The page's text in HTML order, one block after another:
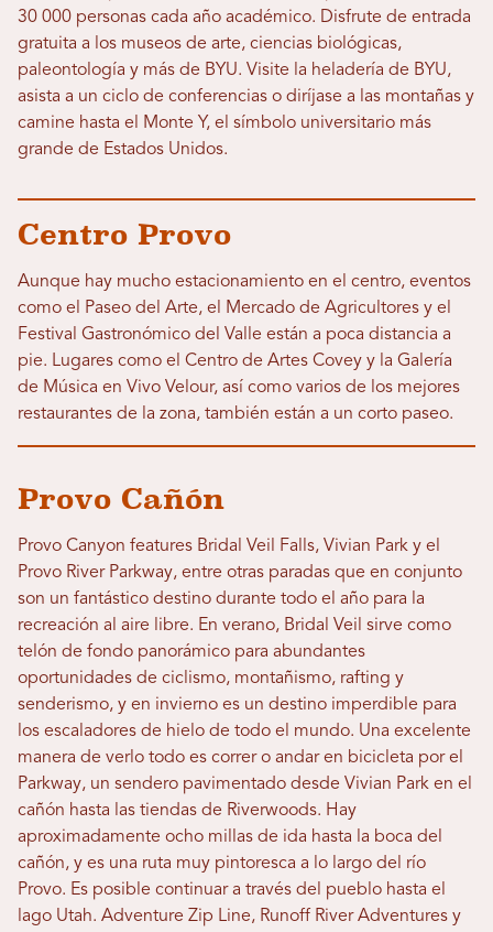
30 000 personas cada año académico. Disfrute de entrada
gratuita a los museos de arte, ciencias biológicas,
paleontología y más de BYU. Visite la heladería de BYU,
asista a un ciclo de conferencias o diríjase a las montañas y
camine hasta el Monte Y, el símbolo universitario más
grande de Estados Unidos.
Centro Provo
Aunque hay mucho estacionamiento en el centro, eventos
como el Paseo del Arte, el Mercado de Agricultores y el
Festival Gastronómico del Valle están a poca distancia a
pie. Lugares como el Centro de Artes Covey y la Galería
de Música en Vivo Velour, así como varios de los mejores
restaurantes de la zona, también están a un corto paseo.
Provo Cañón
Provo Canyon features Bridal Veil Falls, Vivian Park y el
Provo River Parkway, entre otras paradas que en conjunto
son un fantástico destino durante todo el año para la
recreación al aire libre. En verano, Bridal Veil sirve como
telón de fondo panorámico para abundantes
oportunidades de ciclismo, montañismo, rafting y
senderismo, y en invierno es un destino imperdible para
los escaladores de hielo de todo el mundo. Una excelente
manera de verlo todo es correr o andar en bicicleta por el
Parkway, un sendero pavimentado desde Vivian Park en el
cañón hasta las tiendas de Riverwoods. Hay
aproximadamente ocho millas de ida hasta la boca del
cañón, y es una ruta muy pintoresca a lo largo del río
Provo. Es posible continuar a través del pueblo hasta el
lago Utah. Adventure Zip Line, Runoff River Adventures y